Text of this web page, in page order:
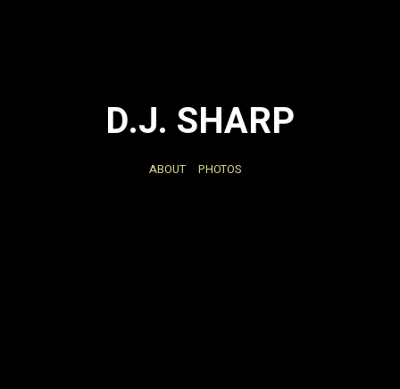
D.J. SHARP
ABOUT PHOTOS